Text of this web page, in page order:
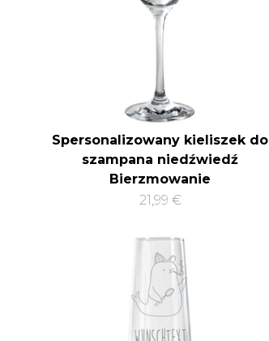
Spersonalizowany kieliszek do
szampana niedźwiedź
Bierzmowanie
21,99 €